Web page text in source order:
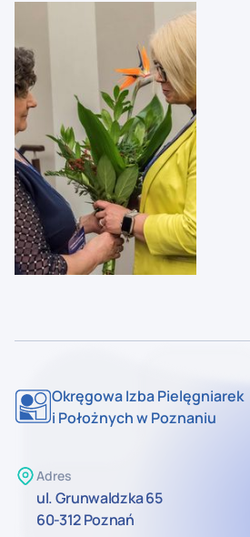
Okręgowa Izba Pielęgniarek
i Położnych w Poznaniu
Adres
ul. Grunwaldzka 65
60-312 Poznań